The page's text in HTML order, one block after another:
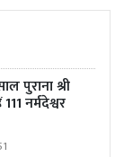
पुराना श्री
नर्मदेश्वर